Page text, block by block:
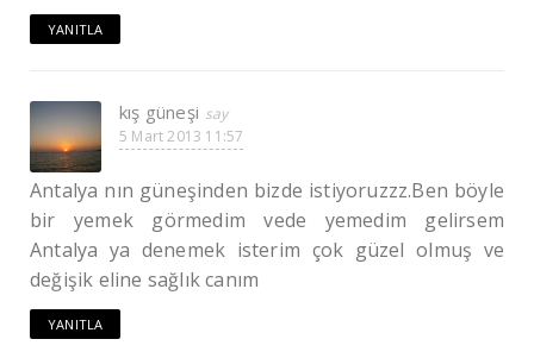
YANITLA
kış güneşi
5 Mart 2013 11:57
Antalya nın güneşinden bizde istiyoruzzz.Ben böyle
bir yemek görmedim vede yemedim gelirsem
Antalya ya denemek isterim çok güzel olmuş ve
değişik eline sağlık canım
YANITLA